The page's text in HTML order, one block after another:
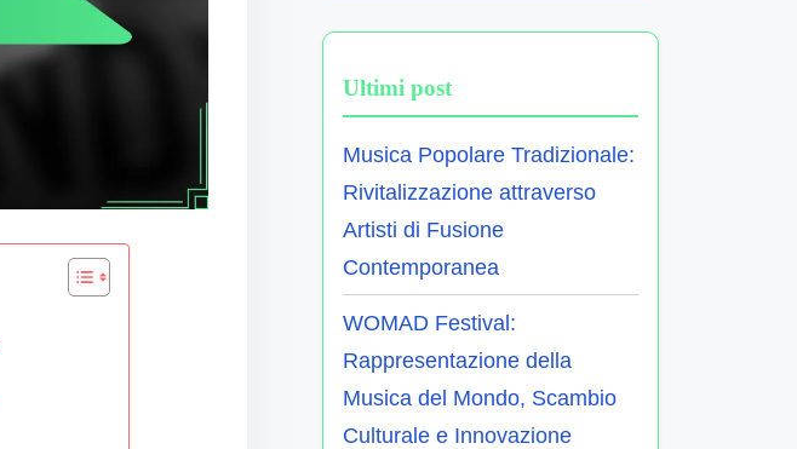
Ultimi post
Musica Popolare Tradizionale:
Rivitalizzazione attraverso
Artisti di Fusione
Contemporanea
WOMAD Festival:
Rappresentazione della
Musica del Mondo, Scambio
Culturale e Innovazione